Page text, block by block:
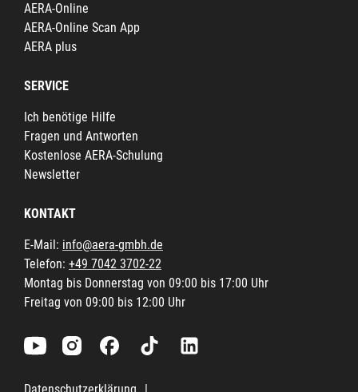
AERA-Online
AERA-Online Scan App
AERA plus
SERVICE
Ich benötige Hilfe
Fragen und Antworten
Kostenlose AERA-Schulung
Newsletter
KONTAKT
E-Mail: info@aera-gmbh.de
Telefon: +49 7042 3702-22
Montag bis Donnerstag von 09:00 bis 17:00 Uhr
Freitag von 09:00 bis 12:00 Uhr